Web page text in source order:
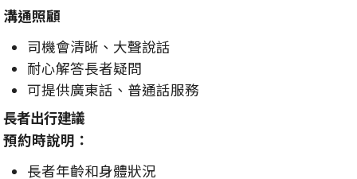
溝通照顧
司機會清晰、大聲說話
耐心解答長者疑問
可提供廣東話、普通話服務
長者出行建議
預約時說明：
長者年齡和身體狀況